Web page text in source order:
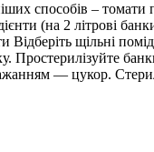
способів – томати
(на 2 літрові
Відберіть щільні
Простерилізуйте
— цукор.